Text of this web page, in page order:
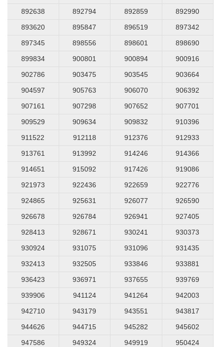
892638
892794 892859
892990
893620
895847 896519
897342
897345
898556 898601
898690
899834
900801 900894
900916
902786
903475 903545
903664
904597
905763 906070
906392
907161
907298 907652
907701
909529
909634 909832
910396
911522
912118 912376
912933
913761
913992 914246
914366
914651
915092 917426
919086
921973
922436 922659
922776
924865
925631 926077
926590
926678
926784 926941
927405
928413
928671 930241
930373
930924
931075 931096
931435
932413
932505 933846
933881
936423
936971 937655
939769
939906
941124 941264
942003
942710
943179 943551
943817
944626
944715 945282
945602
947586
949324 949919
950424